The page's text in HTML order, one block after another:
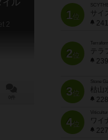
イル
2
1位
SCYTHE
サイ
2位
テラ
3位
Stone
枯山
4位
Viticulture
ワイ